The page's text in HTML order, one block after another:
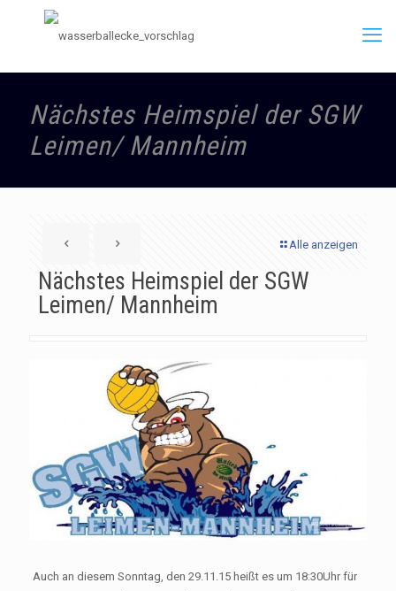
Nächstes Heimspiel der SGW
Leimen/ Mannheim
Alle anzeigen
Nächstes Heimspiel der SGW
Leimen/ Mannheim
Auch an diesem Sonntag, den 29.11.15 heißt es um 18:30Uhr für